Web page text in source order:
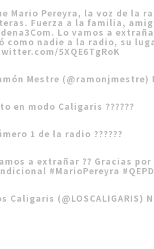
Mario Pereyra, la voz de la
Fuerza a la familia,
. Lo vamos a
como nadie a la radio, su
5XQE6TgRoK
Mestre (@ramonjmestre)
en modo Caligaris ??????
1 de la radio ??????
a extrañar ?? Gracias
#MarioPereyra #QEPD
Caligaris (@LOSCALIGARIS)